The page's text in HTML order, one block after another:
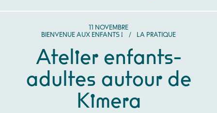
11 NOVEMBRE
NOVEMBRE
BIENVENUE AUX ENFANTS !
/ LA PRATIQUE
Atelier enfants-
adultes autour de
Kimera